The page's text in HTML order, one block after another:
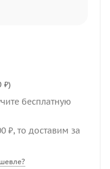
₽)
бесплатную
₽, то доставим за